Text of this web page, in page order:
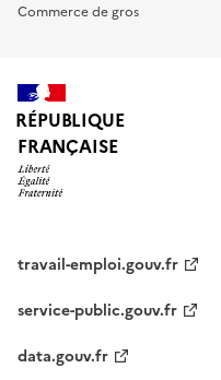
Commerce de gros
RÉPUBLIQUE
FRANÇAISE
travail-emploi.gouv.fr
service-public.gouv.fr
data.gouv.fr